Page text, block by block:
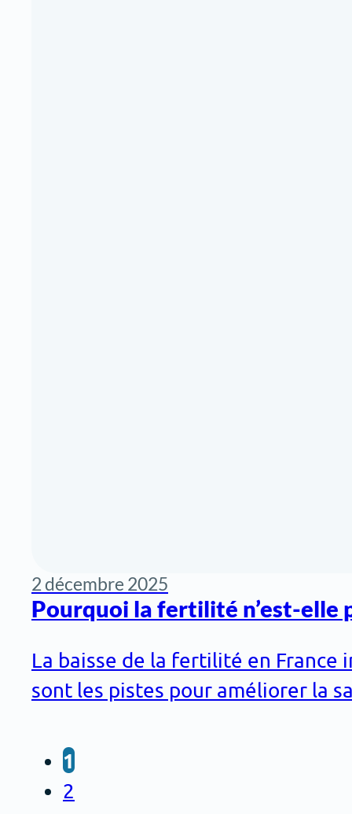
2 décembre 2025
Pourquoi la fertilité n’est-elle
La baisse de la fertilité en France
sont les pistes pour améliorer la
1
2